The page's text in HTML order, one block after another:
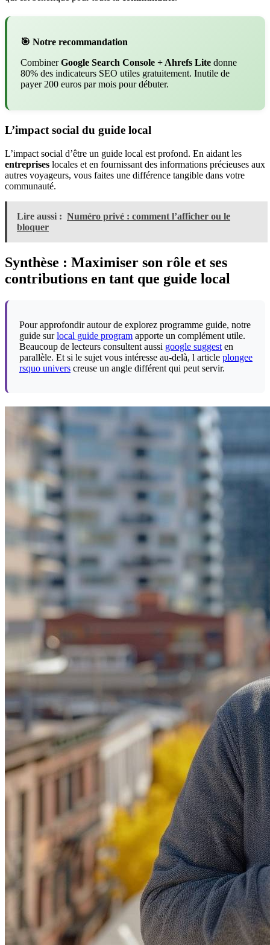
🎯 Notre recommandation
CombinerGoogle Search Console + Ahrefs Lite donne
80% des indicateurs SEO utiles gratuitement. Inutile de
payer 200 euros par mois pour débuter.
L’impact social du guide local
L’impact social d’être un guide local est profond. En aidant les
entreprises locales et en fournissant des informations précieuses aux
autres voyageurs, vous faites une différence tangible dans votre
communauté.
Lire aussi : Numéro privé : comment l’afficher ou le
bloquer
Synthèse : Maximiser son rôle et ses
contributions en tant que guide local
Pour approfondir autour de explorez programme guide, notre
guide surlocal guide program apporte un complément utile.
Beaucoup de lecteurs consultent aussi google suggest en
parallèle. Et si le sujet vous intéresse au-delà, l article plongee
rsquo univers creuse un angle différent qui peut servir.